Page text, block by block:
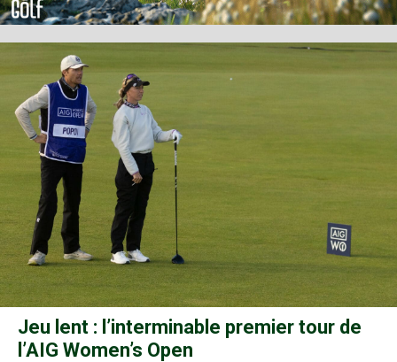
Jeu lent : l’interminable premier tour de
l’AIG Women’s Open